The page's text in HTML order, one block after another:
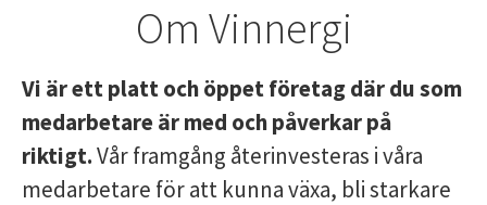
Om Vinnergi
Vi är ett platt och öppet företag där du som
medarbetare är med och påverkar på
riktigt.Vår framgång återinvesteras i våra
medarbetare för att kunna växa, bli starkare